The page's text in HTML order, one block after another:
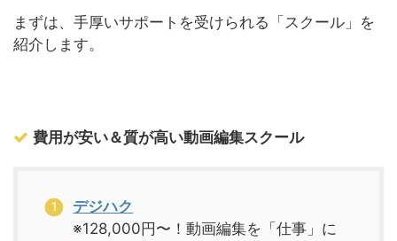
まずは、手厚いサポートを受けられる「スクール」を
紹介します。
費用が安い＆質が高い動画編集スクール
デジハク
※128,000円〜！動画編集を「仕事」に